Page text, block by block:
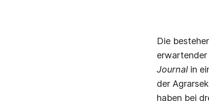
Die
erwartender
Journalin
der
haben bei